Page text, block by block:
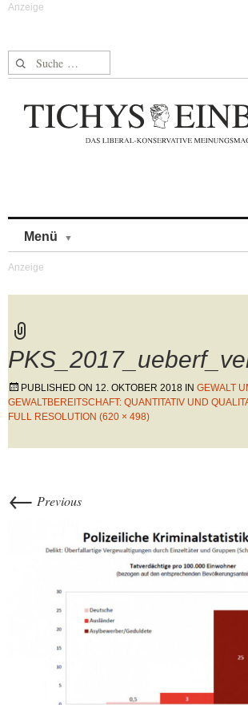
Suche nach:
Menü
PUBLISHED ON 12. OKTOBER 2018 IN GEWALT
GEWALTBEREITSCHAFT: QUANTITATIV UND
FULL RESOLUTION (620 × 498)
← Previous